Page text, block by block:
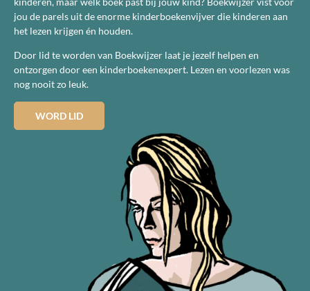
jou de parels uit de enorme kinderboekenvijver die kinderen aan
het lezen krijgen én houden.
Door lid te worden van Boekwijzer laat je jezelf helpen en
ontzorgen door een kinderboekenexpert. Lezen en voorlezen was
nog nooit zo leuk.
WORD LID